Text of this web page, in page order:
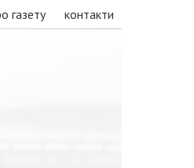
газету контакти